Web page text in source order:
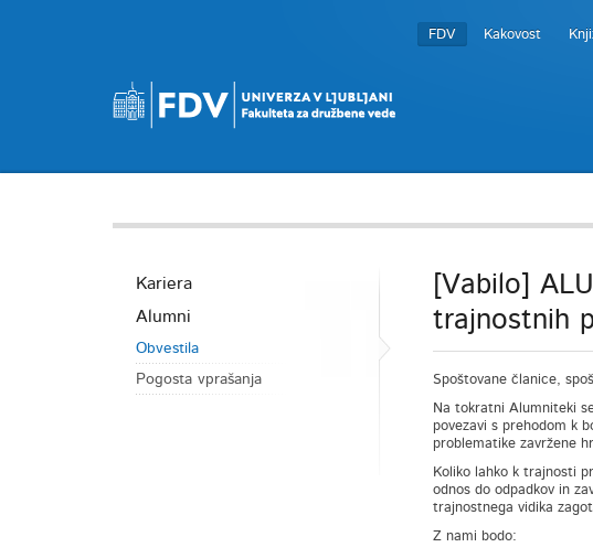
FDV Kakovost
Kariera
Alumni
Obvestila
Pogosta vprašanja
[Vabilo]
trajnostnih
Spoštovane članice,
Na tokratni Alumniteki
povezavi s prehodom k
problematike zavržene
Koliko lahko k trajnosti
odnos do odpadkov in
trajnostnega vidika
Z nami bodo: